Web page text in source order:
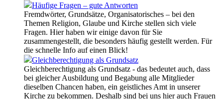
Häufige Fragen – gute Antworten
Fremdwörter, Grundsätze, Organisatorisches – bei den
Themen Religion, Glaube und Kirche stellen sich viele
Fragen. Hier haben wir einige davon für Sie
zusammengestellt, die besonders häufig gestellt werden. Für
die schnelle Info auf einen Blick!
Gleichberechtigung als Grundsatz
Gleichberechtigung als Grundsatz - das bedeutet auch, dass
bei gleicher Ausbildung und Begabung alle Mitglieder
dieselben Chancen haben, ein geistliches Amt in unserer
Kirche zu bekommen. Deshalb sind bei uns hier auch Frauen